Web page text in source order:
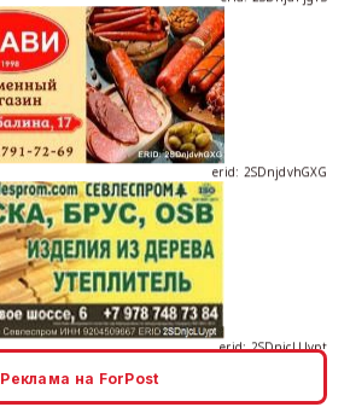
erid: 2SDnjdvhGXG
Реклама на ForPost